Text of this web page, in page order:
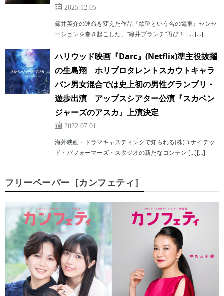
2025.12.05
篠井英介の運命を変えた作品『欲望という名の電車』センセ
ーションを巻き起こした、”篠井ブランチ”再び！ […][…]
ハリウッド映画『Darc』(Netflix)準主役抜擢
の生島翔 ホリプロタレントスカウトキャラ
バン男女混合では史上初の男性グランプリ・
遊歩出演 アップスシアター公演『スカベン
ジャーズのアスカ』上演決定
2022.07.01
海外映画・ドラマキャスティングで知られる(株)ユナイテッ
ド・パフォーマーズ・スタジオの新たなコンテン […][…]
フリーペーパー［カンフェティ］